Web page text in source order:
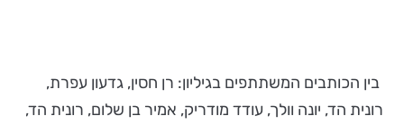
בין הכותבים המשתתפים בגיליון: רן חסין, גדעון עפרת,
רונית הד, יונה וולך, עודד מודריק, אמיר בן שלום, רונית הד,